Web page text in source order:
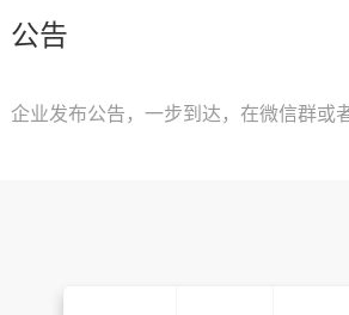
公告
企业发布公告，一步到达，在微信群或